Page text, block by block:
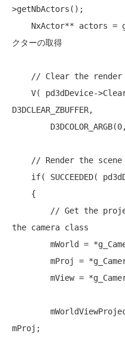
>getNbActors();
NxActor** actors
クターの取得
// Clear the
V( pd3dDevice-
D3DCLEAR_ZBUFFER,
// Render the scene
if( SUCCEEDED(
// Get the
the camera class
mProj;